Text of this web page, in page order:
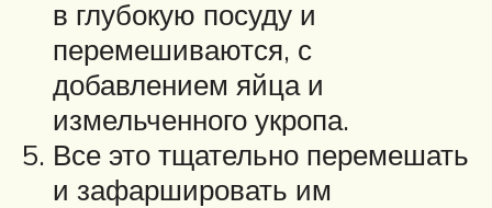
в глубокую посуду и
перемешиваются, с
добавлением яйца и
измельченного укропа.
Все это тщательно перемешать
и зафаршировать им